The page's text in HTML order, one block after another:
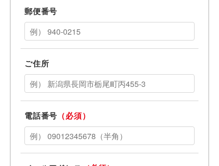
郵便番号
ご住所
電話番号 （必須）